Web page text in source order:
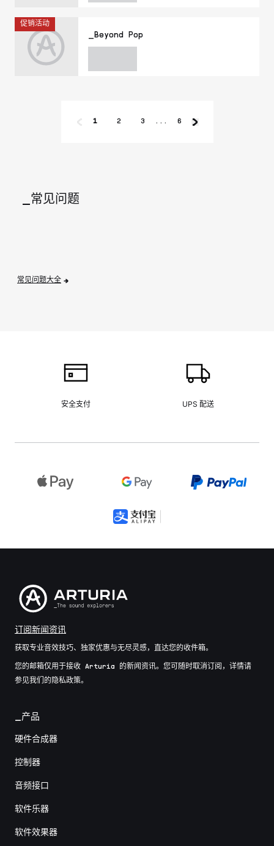
促销活动
_Beyond Pop
1 2 3 ... 6
_常见问题
常见问题大全
安全支付 UPS 配送
订阅新闻资讯
获取专业音效技巧、独家优惠与无尽灵感，直达您的收件箱。
您的邮箱仅用于接收 Arturia 的新闻资讯。您可随时取消订阅，详情请
参见我们的隐私政策。
_产品
硬件合成器
控制器
音频接口
软件乐器
软件效果器